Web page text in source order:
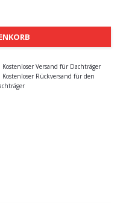
Kostenloser Versand für Dachträger
Kostenloser Rückversand für den